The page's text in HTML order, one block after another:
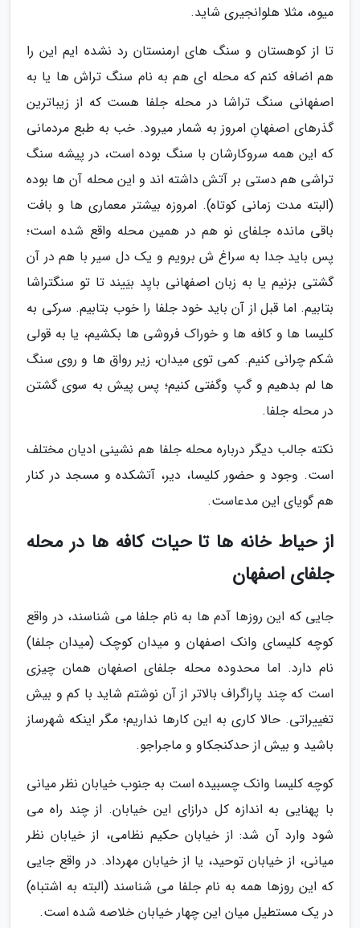
میوه، مثلا هلوانجیری شاید.
تا از کوهستان و سنگ های ارمنستان رد نشده ایم این را
هم اضافه کنم که محله ای هم به نام سنگ تراش ها یا به
اصفهانی سنگ تراشا در محله جلفا هست که از زیباترین
گذرهای اصفهانِ امروز به شمار میرود. خب به طبع مردمانی
که این همه سروکارشان با سنگ بوده است، در پیشه سنگ
تراشی هم دستی بر آتش داشته اند و این محله آن ها بوده
(البته مدت زمانی کوتاه). امروزه بیشتر معماری ها و بافت
باقی مانده جلفای نو هم در همین محله واقع شده است؛
پس باید جدا به سراغ ش برویم و یک دل سیر با هم در آن
گشتی بزنیم یا به زبان اصفهانی بایِد بیَیند تا تو سنگتراشا
بتابیم. اما قبل از آن باید خود جلفا را خوب بتابیم. سرکی به
کلیسا ها و کافه ها و خوراک فروشی ها بکشیم، یا به قولی
شکم چرانی کنیم. کمی توی میدان، زیر رواق ها و روی سنگ
ها لم بدهیم و گپ وگفتی کنیم؛ پس پیش به سوی گشتن
در محله جلفا.
نکته جالب دیگر درباره محله جلفا هم نشینی ادیان مختلف
است. وجود و حضور کلیسا، دیر، آتشکده و مسجد در کنار
هم گویای این مدعاست.
از حیاط خانه ها تا حیات کافه ها در محله
جلفای اصفهان
جایی که این روزها آدم ها به نام جلفا می شناسند، در واقع
کوچه کلیسای وانک اصفهان و میدان کوچک (میدان جلفا)
نام دارد. اما محدوده محله جلفای اصفهان همان چیزی
است که چند پاراگراف بالاتر از آن نوشتم شاید با کم و بیش
تغییراتی. حالا کاری به این کارها نداریم؛ مگر اینکه شهرساز
باشید و بیش از حدکنجکاو و ماجراجو.
کوچه کلیسا وانک چسبیده است به جنوب خیابان نظر میانی
با پهنایی به اندازه کل درازای این خیابان. از چند راه می
شود وارد آن شد: از خیابان حکیم نظامی، از خیابان نظر
میانی، از خیابان توحید، یا از خیابان مهرداد. در واقع جایی
که این روزها همه به نام جلفا می شناسند (البته به اشتباه)
در یک مستطیل میان این چهار خیابان خلاصه شده است.